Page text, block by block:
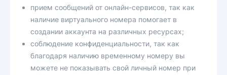
прием сообщений от онлайн-сервисов, так как
наличие виртуального номера помогает в
создании аккаунта на различных ресурсах;
соблюдение конфиденциальности, так как
благодаря наличию временному номеру вы
можете не показывать свой личный номер при